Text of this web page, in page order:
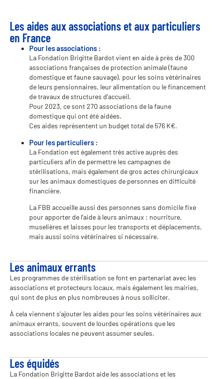
Les aides aux associations et aux particuliers
en France
Pour les associations :
La Fondation Brigitte Bardot vient en aide à près de 300
associations françaises de protection animale (faune
domestique et faune sauvage), pour les soins vétérinaires
de leurs pensionnaires, leur alimentation ou le financement
de travaux de structures d’accueil.
Pour 2023, ce sont 270 associations de la faune
domestique qui ont été aidées.
Ces aides représentent un budget total de 576 K€.
Pour les particuliers :
La Fondation est également très active auprès des
particuliers afin de permettre les campagnes de
stérilisations, mais également de gros actes chirurgicaux
sur les animaux domestiques de personnes en difficulté
financière.
La FBB accueille aussi des personnes sans domicile fixe
pour apporter de l’aide à leurs animaux : nourriture,
muselières et laisses pour les transports et déplacements,
mais aussi soins vétérinaires si nécessaire.
Les animaux errants
Les programmes de stérilisation se font en partenariat avec les
associations et protecteurs locaux, mais également les mairies,
qui sont de plus en plus nombreuses à nous solliciter.
À cela viennent s’ajouter les aides pour les soins vétérinaires aux
animaux errants, souvent de lourdes opérations que les
associations locales ne peuvent assumer seules.
Les équidés
La Fondation Brigitte Bardot aide les associations et les